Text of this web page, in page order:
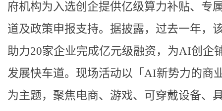
府机构为入选创企提供亿级算力补贴、专
道及政策申报支持。据披露，过去一年，
助力20家企业完成亿元级融资，为AI创企
发展快车道。现场活动以「AI新势力的商
为主题，聚焦电商、游戏、可穿戴设备、